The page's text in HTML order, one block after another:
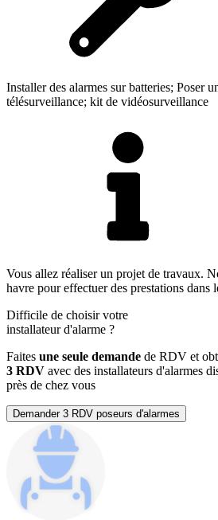
Installer des alarmes sur batteries; Poser
télésurveillance; kit de vidéosurveillance
Vous allez réaliser un projet de travaux.
havre pour effectuer des prestations dans
Difficile de choisir votre
installateur d'alarme ?
Faites une seule demande de RDV et
3 RDV avec des installateurs d'alarmes
près de chez vous
Demander 3 RDV poseurs d'alarmes